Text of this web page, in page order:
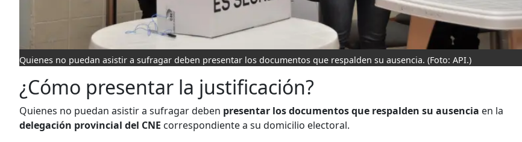
Quienes no puedan asistir a sufragar deben presentar los documentos que respalden su ausencia. (Foto: API.)
¿Cómo presentar la justificación?
Quienes no puedan asistir a sufragar deben presentar los documentos que respalden su ausencia en la
delegación provincial del CNE correspondiente a su domicilio electoral.